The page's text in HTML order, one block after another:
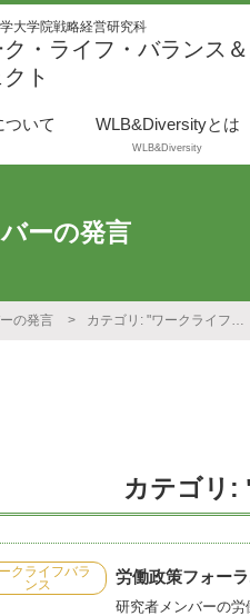
大学院戦略経営研究科
ク・ライフ・バランス
ト
ついて WLB&Diversityとは
WLB&Diversity
ーの発言
の発言 カテゴリ: "ワークライフバランス"
カテゴリ:
クライフバラ
ンス
労働政策フォー
研究者メンバーの